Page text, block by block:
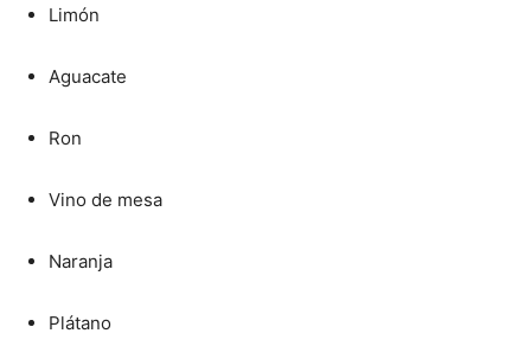
Limón
Aguacate
Ron
Vino de mesa
Naranja
Plátano